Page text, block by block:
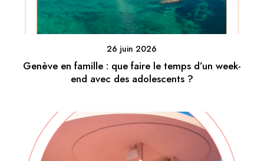
26 juin 2026
Genève en famille : que faire le temps d’un week-
end avec des adolescents ?